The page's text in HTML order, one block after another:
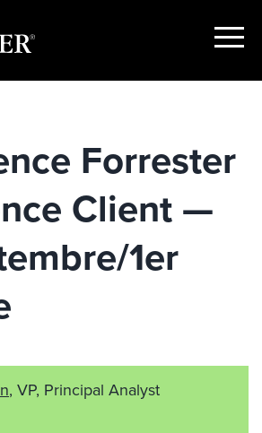
Show
Forrester
Client —
1er
, VP, Principal Analyst